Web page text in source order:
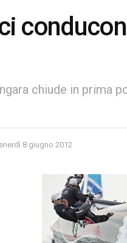
chiude in prima
8 giugno 2012